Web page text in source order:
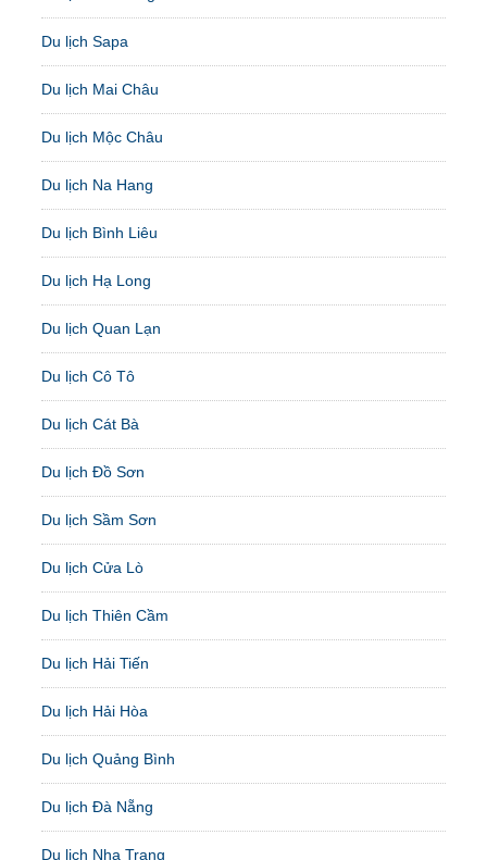
Du lịch Sapa
Du lịch Mai Châu
Du lịch Mộc Châu
Du lịch Na Hang
Du lịch Bình Liêu
Du lịch Hạ Long
Du lịch Quan Lạn
Du lịch Cô Tô
Du lịch Cát Bà
Du lịch Đồ Sơn
Du lịch Sầm Sơn
Du lịch Cửa Lò
Du lịch Thiên Cầm
Du lịch Hải Tiến
Du lịch Hải Hòa
Du lịch Quảng Bình
Du lịch Đà Nẵng
Du lịch Nha Trang